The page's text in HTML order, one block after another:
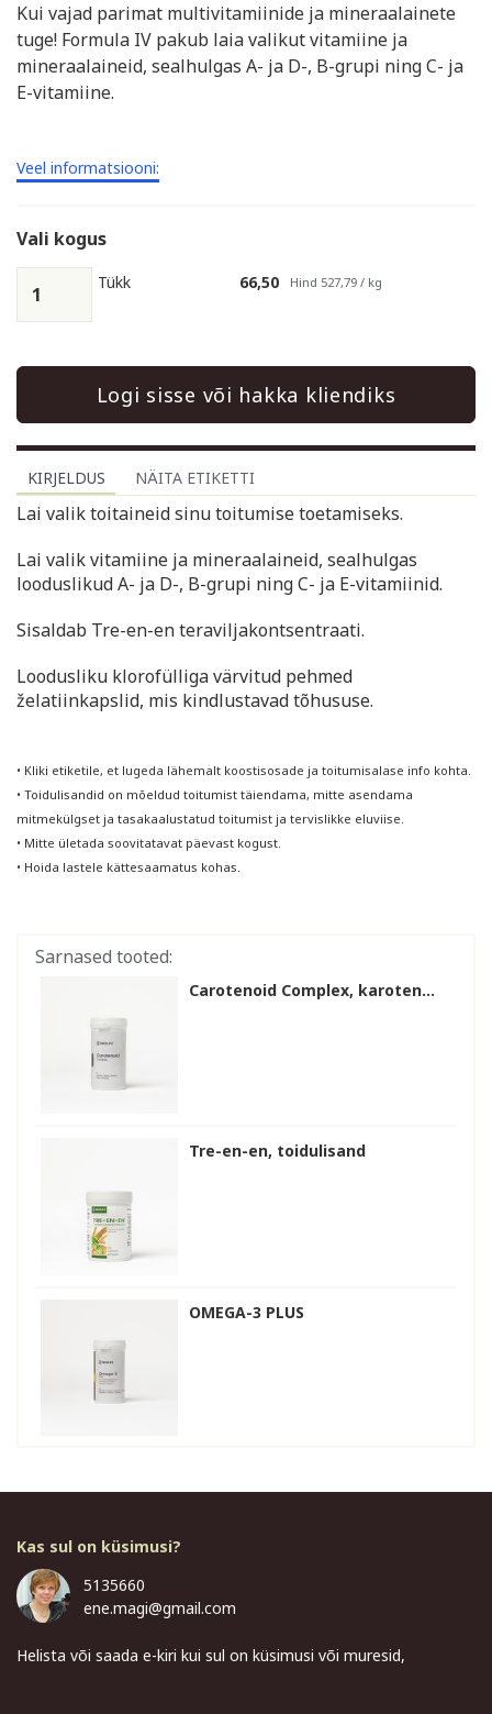
Kui vajad parimat multivitamiinide ja mineraalainete
tuge! Formula IV pakub laia valikut vitamiine ja
mineraalaineid, sealhulgas A- ja D-, B-grupi ning C- ja
E-vitamiine.
Veel informatsiooni:
Vali kogus
Tükk 66,50 Hind 527,79 / kg
Logi sisse või hakka kliendiks
KIRJELDUS NÄITA ETIKETTI
Lai valik toitaineid sinu toitumise toetamiseks.
Lai valik vitamiine ja mineraalaineid, sealhulgas
looduslikud A- ja D-, B-grupi ning C- ja E-vitamiinid.
Sisaldab Tre-en-en teraviljakontsentraati.
Loodusliku klorofülliga värvitud pehmed
želatiinkapslid, mis kindlustavad tõhususe.
• Kliki etiketile, et lugeda lähemalt koostisosade ja toitumisalase info kohta.
• Toidulisandid on mõeldud toitumist täiendama, mitte asendama
mitmekülgset ja tasakaalustatud toitumist ja tervislikke eluviise.
• Mitte ületada soovitatavat päevast kogust.
• Hoida lastele kättesaamatus kohas.
Sarnased tooted:
Carotenoid Complex, karoten...
Tre-en-en, toidulisand
OMEGA-3 PLUS
Kas sul on küsimusi?
5135660
ene.magi@gmail.com
Helista või saada e-kiri kui sul on küsimusi või muresid,